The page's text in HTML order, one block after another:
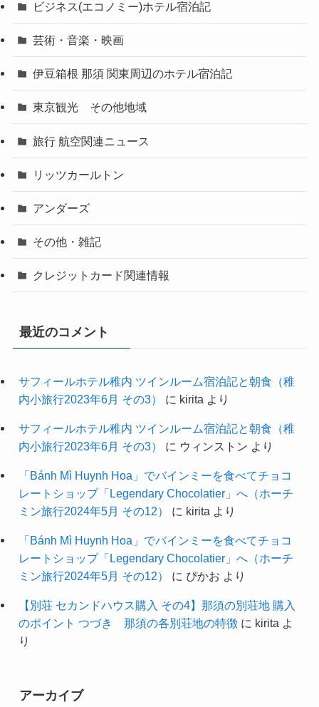
ビジネス(エコノミー)ホテル宿泊記
芸術・音楽・映画
伊豆箱根 那須 関東周辺のホテル宿泊記
東京観光 その他地域
旅行 航空関連ニュース
リッツカールトン
アンダーズ
その他・雑記
クレジットカード関連情報
最近のコメント
サフィールホテル稚内 ツインルーム宿泊記と朝食（稚
内小旅行2023年6月 その3）
に kirita より
サフィールホテル稚内 ツインルーム宿泊記と朝食（稚
内小旅行2023年6月 その3）
に ウィンストン より
「Bánh Mì Huynh Hoa」でバインミーを食べてチョコ
レートショップ「Legendary Chocolatier」へ（ホーチ
ミン旅行2024年5月 その12）
に kirita より
「Bánh Mì Huynh Hoa」でバインミーを食べてチョコ
レートショップ「Legendary Chocolatier」へ（ホーチ
ミン旅行2024年5月 その12）
に ぴかお より
【別荘 セカンドハウス購入 その4】那須の別荘地 購入
のポイント つづき 那須の各別荘地の特徴に kirita よ
り
アーカイブ